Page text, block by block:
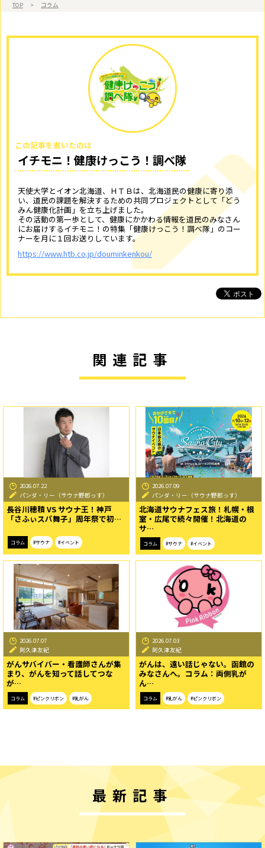
TOP > コラム
この記事を書いたのは
イチモニ！健康けっこう！調べ隊
天使大学とイオン北海道、ＨＴＢは、北海道民の健康に寄り添
い、道民の課題を解決するための共同プロジェクトとして「どう
みん健康化計画」を立ち上げました。
その活動の第一歩として、健康にかかわる情報を道民のみなさん
にお届けするイチモニ！の特集「健康けっこう！調べ隊」のコー
ナーを月に１回お送りしています。
https://www.htb.co.jp/douminkenkou/
関連記事
2026.07.22
パンダ・リー（サウナ野郎っす）
長谷川穂積 VS サウナ王！神戸
「さふぃスパ舞子」周年祭で初…
コラム #サウナ #イベント
2026.07.09
パンダ・リー（サウナ野郎っす）
北海道サウナフェス旅！札幌・根
室・広尾で続々開催！北海道の
サ…
コラム #サウナ #イベント
2026.07.07
阿久津友紀
がんサバイバー・看護師さんが集
まり、がんを知って話してつな
が…
コラム #ピンクリボン #乳がん
2026.07.03
阿久津友紀
がんは、遠い話じゃない。函館の
みなさんへ。コラム：両側乳が
ん…
コラム #乳がん #ピンクリボン
最新記事